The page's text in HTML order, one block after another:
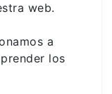
web.
a
los